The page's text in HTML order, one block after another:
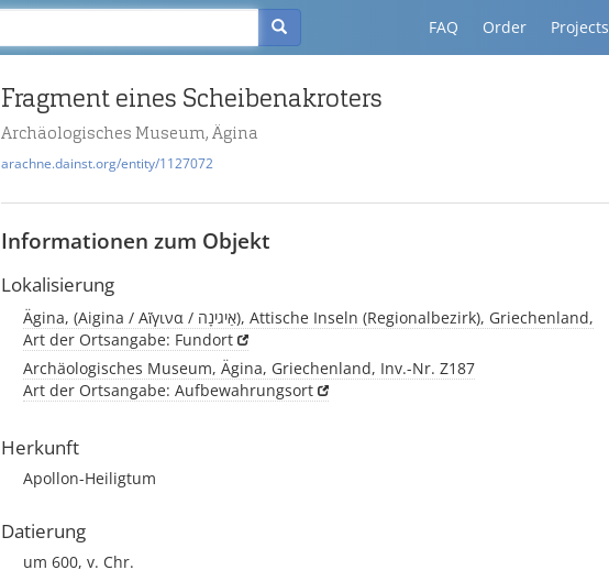
FAQ Order Projects
Fragment eines Scheibenakroters
Archäologisches Museum, Ägina
arachne.dainst.org/entity/1127072
Informationen zum Objekt
Lokalisierung
Ägina, (Aigina / Αἴγινα / אַיגינָה), Attische Inseln (Regionalbezirk), Griechenland,
Art der Ortsangabe: Fundort
Archäologisches Museum, Ägina, Griechenland, Inv.-Nr. Z187
Art der Ortsangabe: Aufbewahrungsort
Herkunft
Apollon-Heiligtum
Datierung
um 600, v. Chr.